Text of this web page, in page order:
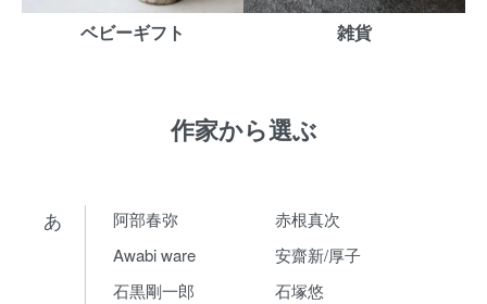
ベビーギフト 雑貨
作家から選ぶ
あ 阿部春弥
赤根真次
Awabi ware
安齋新/厚子
石黒剛一郎
石塚悠